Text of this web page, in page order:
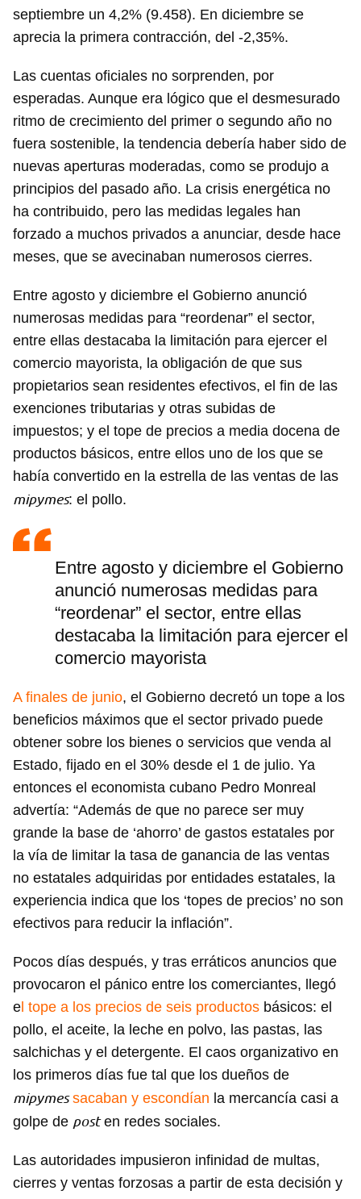
septiembre un 4,2% (9.458). En diciembre se
aprecia la primera contracción, del -2,35%.
Las cuentas oficiales no sorprenden, por
esperadas. Aunque era lógico que el desmesurado
ritmo de crecimiento del primer o segundo año no
fuera sostenible, la tendencia debería haber sido de
nuevas aperturas moderadas, como se produjo a
principios del pasado año. La crisis energética no
ha contribuido, pero las medidas legales han
forzado a muchos privados a anunciar, desde hace
meses, que se avecinaban numerosos cierres.
Entre agosto y diciembre el Gobierno anunció
numerosas medidas para “reordenar” el sector,
entre ellas destacaba la limitación para ejercer el
comercio mayorista, la obligación de que sus
propietarios sean residentes efectivos, el fin de las
exenciones tributarias y otras subidas de
impuestos; y el tope de precios a media docena de
productos básicos, entre ellos uno de los que se
había convertido en la estrella de las ventas de las
mipymes: el pollo.
Entre agosto y diciembre el Gobierno
anunció numerosas medidas para
“reordenar” el sector, entre ellas
destacaba la limitación para ejercer el
comercio mayorista
A finales de junio, el Gobierno decretó un tope a los
beneficios máximos que el sector privado puede
obtener sobre los bienes o servicios que venda al
Estado, fijado en el 30% desde el 1 de julio. Ya
entonces el economista cubano Pedro Monreal
advertía: “Además de que no parece ser muy
grande la base de ‘ahorro’ de gastos estatales por
la vía de limitar la tasa de ganancia de las ventas
no estatales adquiridas por entidades estatales, la
experiencia indica que los ‘topes de precios’ no son
efectivos para reducir la inflación”.
Pocos días después, y tras erráticos anuncios que
provocaron el pánico entre los comerciantes, llegó
e l tope a los precios de seis productos básicos: el
pollo, el aceite, la leche en polvo, las pastas, las
salchichas y el detergente. El caos organizativo en
los primeros días fue tal que los dueños de
mipymes sacaban y escondían la mercancía casi a
golpe de posten redes sociales.
Las autoridades impusieron infinidad de multas,
cierres y ventas forzosas a partir de esta decisión y